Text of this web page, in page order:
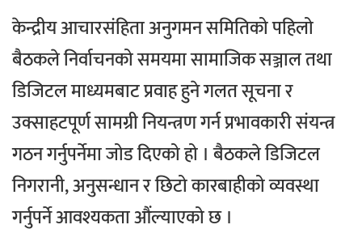
केन्द्रीय आचारसंहिता अनुगमन समितिको पहिलो
बैठकले निर्वाचनको समयमा सामाजिक सञ्जाल तथा
डिजिटल माध्यमबाट प्रवाह हुने गलत सूचना र
उक्साहटपूर्ण सामग्री नियन्त्रण गर्न प्रभावकारी संयन्त्र
गठन गर्नुपर्नेमा जोड दिएको हो । बैठकले डिजिटल
निगरानी, अनुसन्धान र छिटो कारबाहीको व्यवस्था
गर्नुपर्ने आवश्यकता औंल्याएको छ ।